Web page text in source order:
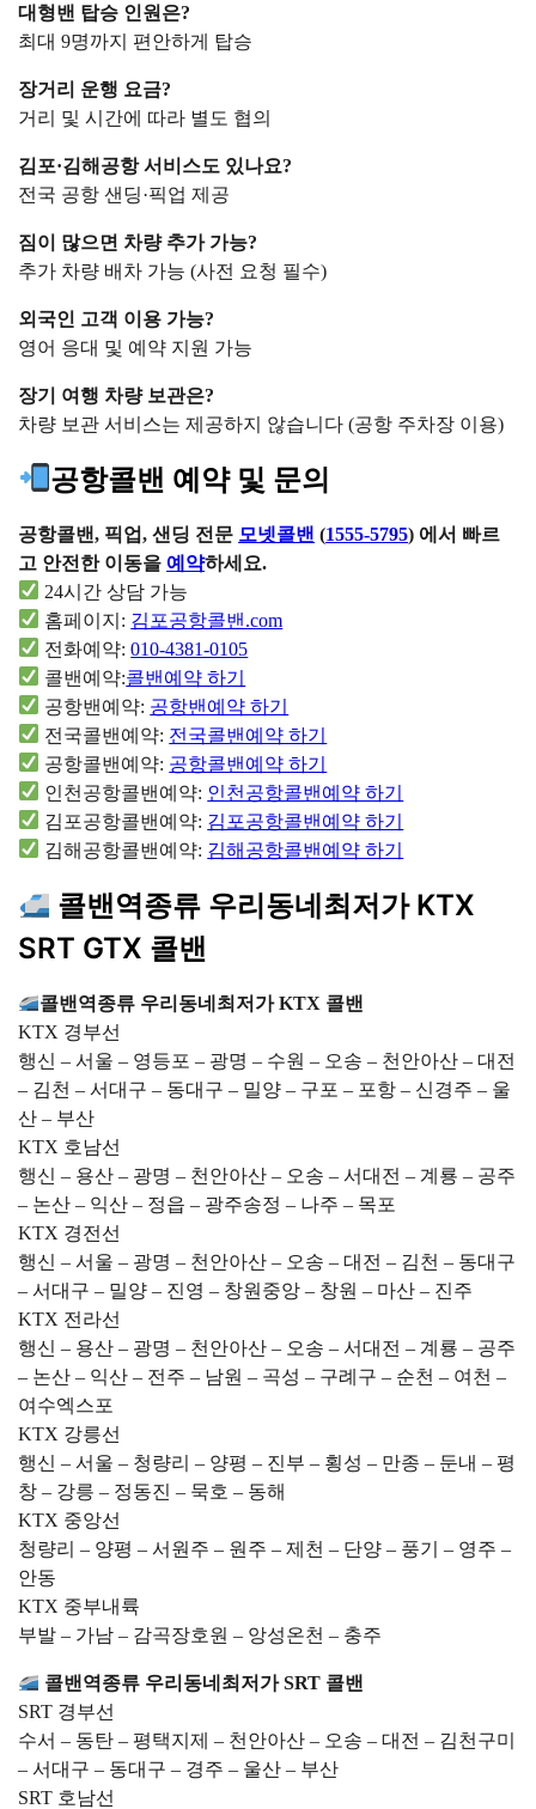
대형밴 탑승 인원은?
최대 9명까지 편안하게 탑승
장거리 운행 요금?
거리 및 시간에 따라 별도 협의
김포·김해공항 서비스도 있나요?
전국 공항 샌딩·픽업 제공
짐이 많으면 차량 추가 가능?
추가 차량 배차 가능 (사전 요청 필수)
외국인 고객 이용 가능?
영어 응대 및 예약 지원 가능
장기 여행 차량 보관은?
차량 보관 서비스는 제공하지 않습니다 (공항 주차장 이용)
공항콜밴 예약 및 문의
공항콜밴, 픽업, 샌딩 전문 모넷콜밴 (1555-5795) 에서 빠르
고 안전한 이동을 예약하세요.
24시간 상담 가능
홈페이지: 김포공항콜밴.com
전화예약:010-4381-0105
콜밴예약:콜밴예약 하기
공항밴예약: 공항밴예약 하기
전국콜밴예약: 전국콜밴예약 하기
공항콜밴예약: 공항콜밴예약 하기
인천공항콜밴예약: 인천공항콜밴예약 하기
김포공항콜밴예약: 김포공항콜밴예약 하기
김해공항콜밴예약: 김해공항콜밴예약 하기
콜밴역종류 우리동네최저가 KTX
SRT GTX 콜밴
콜밴역종류 우리동네최저가 KTX 콜밴
KTX 경부선
행신 – 서울 – 영등포 – 광명 – 수원 – 오송 – 천안아산 – 대전
– 김천 – 서대구 – 동대구 – 밀양 – 구포 – 포항 – 신경주 – 울
산 – 부산
KTX 호남선
행신 – 용산 – 광명 – 천안아산 – 오송 – 서대전 – 계룡 – 공주
– 논산 – 익산 – 정읍 – 광주송정 – 나주 – 목포
KTX 경전선
행신 – 서울 – 광명 – 천안아산 – 오송 – 대전 – 김천 – 동대구
– 서대구 – 밀양 – 진영 – 창원중앙 – 창원 – 마산 – 진주
KTX 전라선
행신 – 용산 – 광명 – 천안아산 – 오송 – 서대전 – 계룡 – 공주
– 논산 – 익산 – 전주 – 남원 – 곡성 – 구례구 – 순천 – 여천 –
여수엑스포
KTX 강릉선
행신 – 서울 – 청량리 – 양평 – 진부 – 횡성 – 만종 – 둔내 – 평
창 – 강릉 – 정동진 – 묵호 – 동해
KTX 중앙선
청량리 – 양평 – 서원주 – 원주 – 제천 – 단양 – 풍기 – 영주 –
안동
KTX 중부내륙
부발 – 가남 – 감곡장호원 – 앙성온천 – 충주
콜밴역종류 우리동네최저가 SRT 콜밴
SRT 경부선
수서 – 동탄 – 평택지제 – 천안아산 – 오송 – 대전 – 김천구미
– 서대구 – 동대구 – 경주 – 울산 – 부산
SRT 호남선